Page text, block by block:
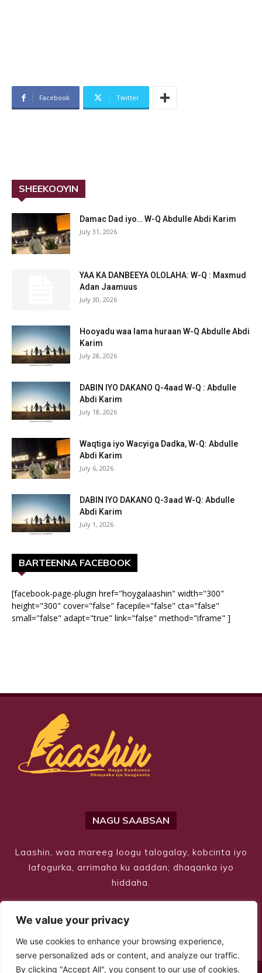
We value your privacy
We use cookies to enhance your browsing experience,
serve personalized ads or content, and analyze our traffic.
By clicking "Accept All", you consent to our use of cookies.
Facebook Twitter
SHEEKOOYIN
Damac Dad iyo… W-Q Abdulle Abdi Karim
July 31, 2026
YAA KA DANBEEYA OLOLAHA: W-Q : Maxmud
Adan Jaamuus
July 30, 2026
Hooyadu waa lama huraan W-Q Abdulle Abdi
Karim
July 28, 2026
DABIN IYO DAKANO Q-4aad W-Q : Abdulle
Abdi Karim
July 18, 2026
Waqtiga iyo Wacyiga Dadka, W-Q: Abdulle
Abdi Karim
July 6, 2026
DABIN IYO DAKANO Q-3aad W-Q: Abdulle
Abdi Karim
July 1, 2026
BARTEENNA FACEBOOK
[facebook-page-plugin href="hoygalaashin" width="300"
height="300" cover="false" facepile="false" cta="false"
small="false" adapt="true" link="false" method="iframe" ]
NAGU SAABSAN
Laashin, waa mareeg loogu talogalay, kobcinta iyo
lafogurka, arrimaha ku aaddan; dhaqanka iyo
hiddaha.